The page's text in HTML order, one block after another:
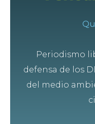
Periodismo
defensa de los
del medio